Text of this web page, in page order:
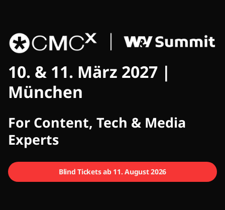
CMCX
10. & 11. März 2027 |
München
For Content, Tech & Media
Experts
Blind Tickets ab 11. August 2026